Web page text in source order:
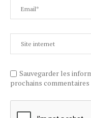
Sauvegarder les
prochains commentaires